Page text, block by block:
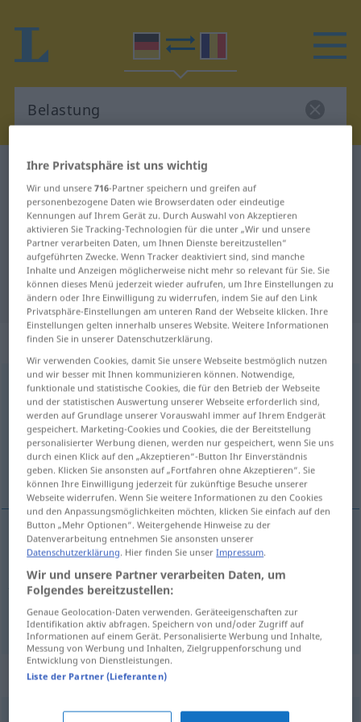
Deutsch-Rumänisch Wörterbuch
Deutsch-Rumänisch Übersetzung
für "Belastung"
"Belastung" Rumänisch
Übersetzung
„Belastung“: Femininum
Belastungf <Belastung;Belastungen>
Übersicht aller Übersetzungen
(Für mehr Details die Übersetzung anklicken/antippen)
povară, încărcătură
povarăf Belastung a. FIG
încărcăturăf Belastung TECH
Synonyme für "Belastung"
Ihre Privatsphäre ist uns wichtig
Wir und unsere716-Partner speichern und greifen auf
personenbezogene Daten wie Browserdaten oder eindeutige
Kennungen auf Ihrem Gerät zu. Durch Auswahl von Akzeptieren
aktivieren Sie Tracking-Technologien für die unter „Wir und unsere
Partner verarbeiten Daten, um Ihnen Dienste bereitzustellen“
aufgeführten Zwecke. Wenn Tracker deaktiviert sind, sind manche
Inhalte und Anzeigen möglicherweise nicht mehr so relevant für Sie. Sie
können dieses Menü jederzeit wieder aufrufen, um Ihre Einstellungen zu
ändern oder Ihre Einwilligung zu widerrufen, indem Sie auf den Link
Privatsphäre-Einstellungen am unteren Rand der Webseite klicken. Ihre
Einstellungen gelten innerhalb unseres Website. Weitere Informationen
finden Sie in unserer Datenschutzerklärung.
Wir verwenden Cookies, damit Sie unsere Webseite bestmöglich nutzen
und wir besser mit Ihnen kommunizieren können. Notwendige,
funktionale und statistische Cookies, die für den Betrieb der Webseite
und der statistischen Auswertung unserer Webseite erforderlich sind,
werden auf Grundlage unserer Vorauswahl immer auf Ihrem Endgerät
gespeichert. Marketing-Cookies und Cookies, die der Bereitstellung
personalisierter Werbung dienen, werden nur gespeichert, wenn Sie uns
durch einen Klick auf den „Akzeptieren“-Button Ihr Einverständnis
geben. Klicken Sie ansonsten auf „Fortfahren ohne Akzeptieren“. Sie
können Ihre Einwilligung jederzeit für zukünftige Besuche unserer
Webseite widerrufen. Wenn Sie weitere Informationen zu den Cookies
und den Anpassungsmöglichkeiten möchten, klicken Sie einfach auf den
Button „Mehr Optionen“. Weitergehende Hinweise zu der
Datenverarbeitung entnehmen Sie ansonsten unserer
Datenschutzerklärung. Hier finden Sie unserImpressum.
Wir und unsere Partner verarbeiten Daten, um
Folgendes bereitzustellen:
Genaue Geolocation-Daten verwenden. Geräteeigenschaften zur
Identifikation aktiv abfragen. Speichern von und/oder Zugriff auf
Informationen auf einem Gerät. Personalisierte Werbung und Inhalte,
Messung von Werbung und Inhalten, Zielgruppenforschung und
Entwicklung von Dienstleistungen.
Liste der Partner (Lieferanten)